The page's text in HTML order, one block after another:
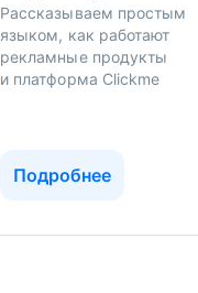
Рассказываем простым
языком, как работают
рекламные продукты
и платформа Clickme
Подробнее